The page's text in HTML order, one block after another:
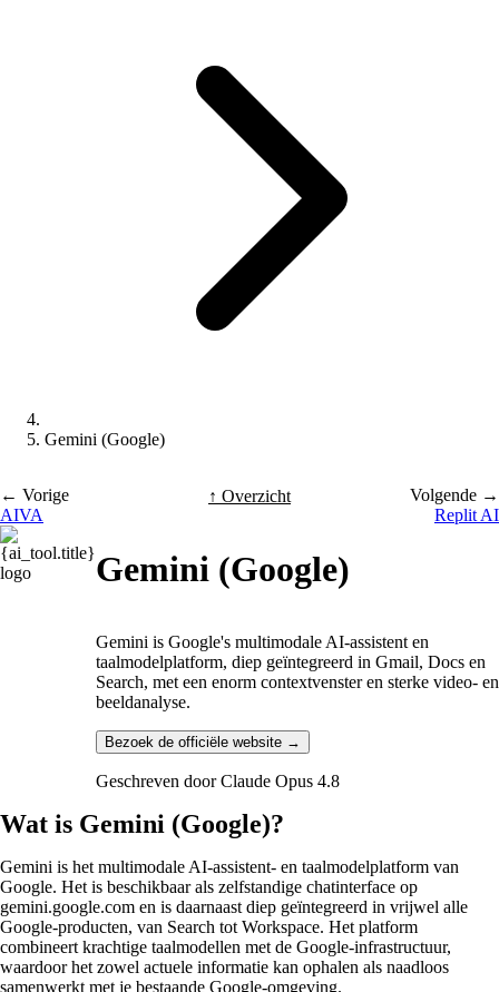
Gemini (Google)
← Vorige
AIVA
↑ Overzicht
Volgende →
Replit AI
Gemini (Google)
Gemini is Google's multimodale AI-assistent en
taalmodelplatform, diep geïntegreerd in Gmail, Docs en
Search, met een enorm contextvenster en sterke video- en
beeldanalyse.
Bezoek de officiële website →
Geschreven doorClaude Opus 4.8
Wat is Gemini (Google)?
Gemini is het multimodale AI-assistent- en taalmodelplatform van
Google. Het is beschikbaar als zelfstandige chatinterface op
gemini.google.com en is daarnaast diep geïntegreerd in vrijwel alle
Google-producten, van Search tot Workspace. Het platform
combineert krachtige taalmodellen met de Google-infrastructuur,
waardoor het zowel actuele informatie kan ophalen als naadloos
samenwerkt met je bestaande Google-omgeving.